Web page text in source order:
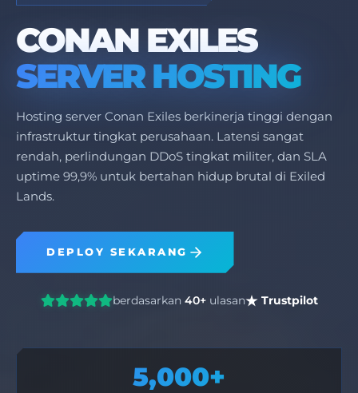
CONAN EXILES
SERVER HOSTING
Hosting server Conan Exiles berkinerja tinggi dengan
infrastruktur tingkat perusahaan. Latensi sangat
rendah, perlindungan DDoS tingkat militer, dan SLA
uptime 99,9% untuk bertahan hidup brutal di Exiled
Lands.
DEPLOY SEKARANG
berdasarkan 40+ulasan Trustpilot
5,000+